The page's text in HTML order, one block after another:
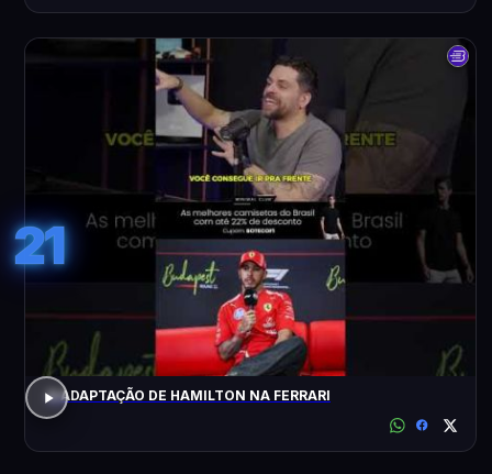
21
A ADAPTAÇÃO DE HAMILTON NA FERRARI